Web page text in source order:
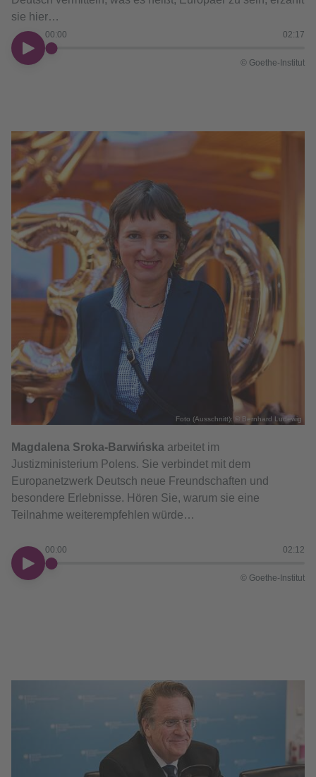
sie hier…
00:00 02:17
00:00
© Goethe-Institut
Foto (Ausschnitt): © Bernhard Ludewig
Magdalena Sroka-Barwińska arbeitet im
Justizministerium Polens. Sie verbindet mit dem
Europanetzwerk Deutsch neue Freundschaften und
besondere Erlebnisse. Hören Sie, warum sie eine
Teilnahme weiterempfehlen würde…
00:00 02:12
00:00
© Goethe-Institut